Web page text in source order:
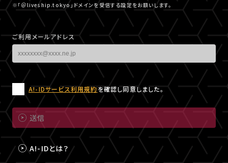
※「＠liveship.tokyo」ドメインを受信する設定をお願いします。
ご利用メールアドレス
A!-IDサービス利用規約を確認し同意しました。
送信
A!-IDとは？